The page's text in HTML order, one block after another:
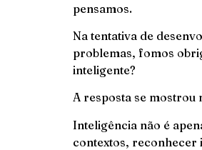
pensamos.
Na tentativa de
problemas, fomos
inteligente?
A resposta se mostrou
Inteligência não é
contextos, reconhecer